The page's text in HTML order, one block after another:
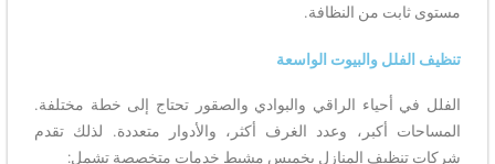
مستوى ثابت من النظافة.
تنظيف الفلل والبيوت الواسعة
الفلل في أحياء الراقي والبوادي والصقور تحتاج إلى خطة مختلفة.
المساحات أكبر، وعدد الغرف أكثر، والأدوار متعددة. لذلك تقدم
شركات تنظيف المنازل بخميس مشيط خدمات متخصصة تشمل: